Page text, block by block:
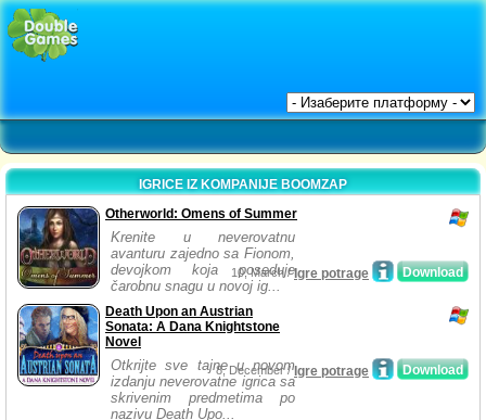
IGRICE IZ KOMPANIJE BOOMZAP
Otherworld: Omens of Summer
Krenite u neverovatnu
avanturu zajedno sa Fionom,
devojkom koja poseduje
čarobnu snagu u novoj ig...
Download
10, March /Igre potrage
Death Upon an Austrian
Sonata: A Dana Knightstone
Novel
Otkrijte sve tajne u novom
izdanju neverovatne igrica sa
skrivenim predmetima po
nazivu Death Upo...
Download
8, December / Igre potrage